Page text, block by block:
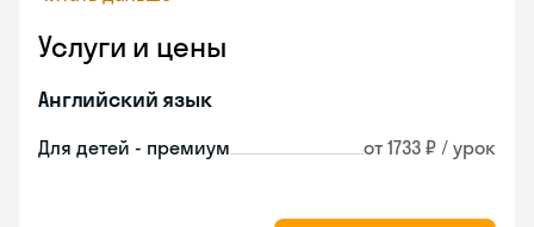
Услуги и цены
Английский язык
Для детей - премиум от 1733 ₽ / урок